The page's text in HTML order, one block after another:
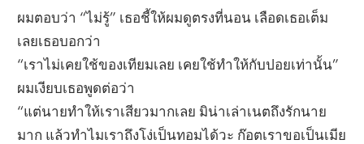
ผมตอบว่า “ไม่รู้” เธอชี้ให้ผมดูตรงที่นอน เลือดเธอเต็ม
เลยเธอบอกว่า
“เราไม่เคยใช้ของเทียมเลย เคยใช้ทำให้กับปอยเท่านั้น”
ผมเงียบเธอพูดต่อว่า
“แต่นายทำให้เราเสียวมากเลย มิน่าเล่าเนตถึงรักนาย
มาก แล้วทำไมเราถึงโง่เป็นทอมได้วะ ก๊อตเราขอเป็นเมีย